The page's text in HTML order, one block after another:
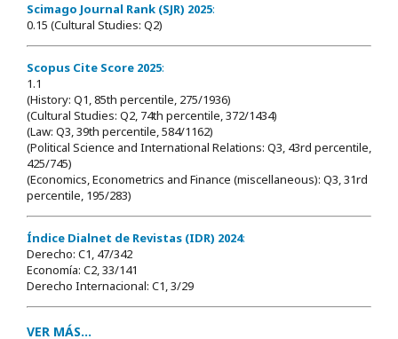
Scimago Journal Rank (SJR) 2025:
0.15 (Cultural Studies: Q2)
Scopus Cite Score 2025:
1.1
(History: Q1, 85th percentile, 275/1936)
(Cultural Studies: Q2, 74th percentile, 372/1434)
(Law: Q3, 39th percentile, 584/1162)
(Political Science and International Relations: Q3, 43rd percentile,
425/745)
(Economics, Econometrics and Finance (miscellaneous): Q3, 31rd
percentile, 195/283)
Índice Dialnet de Revistas (IDR) 2024:
Derecho: C1, 47/342
Economía: C2, 33/141
Derecho Internacional: C1, 3/29
VER MÁS...